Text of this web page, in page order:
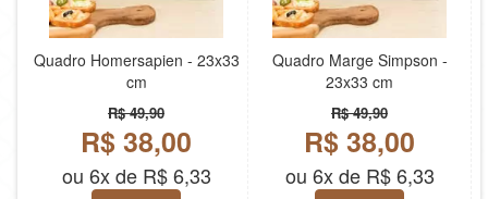
Quadro Homersapien - 23x33
cm
R$ 49,90
R$ 38,00
ou 6x de R$ 6,33
Quadro Marge Simpson -
23x33 cm
R$ 49,90
R$ 38,00
ou 6x de R$ 6,33